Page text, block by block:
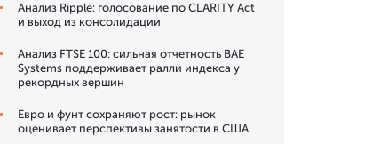
Анализ Ripple: голосование по CLARITY Act
и выход из консолидации
Анализ FTSE 100: сильная отчетность BAE
Systems поддерживает ралли индекса у
рекордных вершин
Евро и фунт сохраняют рост: рынок
оценивает перспективы занятости в США